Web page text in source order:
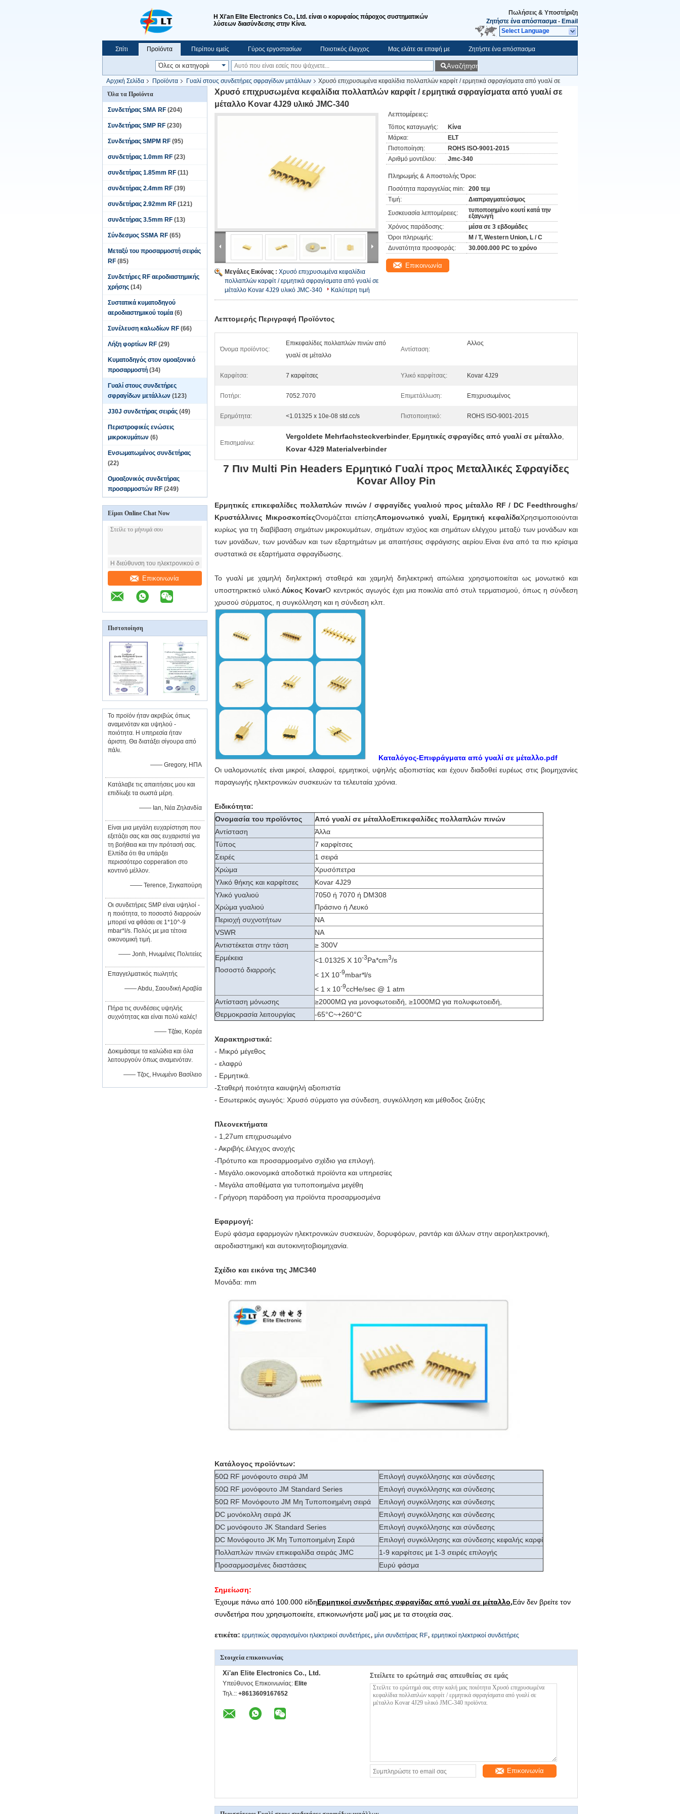
Η Xi'an Elite Electronics Co., Ltd. είναι ο κορυφαίος πάροχος συστηματικών
λύσεων διασύνδεσης στην Κίνα.
Πωλήσεις & Υποστήριξη
Ζητήστε ένα απόσπασμα - Email
Select Language
Σπίτι Προϊόντα Περίπου εμείς Γύρος εργοστασίων Ποιοτικός έλεγχος Μας ελάτε σε επαφή με Ζητήστε ένα απόσπασμα
Εμφάνιση VR Αναζήτηση
Αρχική Σελίδα Προϊόντα Γυαλί στους συνδετήρες σφραγίδων μετάλλων
Χρυσό επιχρυσωμένα κεφαλίδια πολλαπλών καρφίτ / ερμητικά σφραγίσματα από γυαλί σε
μέταλλο Kovar 4J29 υλικό JMC-340
Όλα τα Προϊόντα
Συνδετήρας SMA RF (204)
Συνδετήρας SMP RF (230)
Συνδετήρας SMPM RF (95)
συνδετήρας 1.0mm RF (23)
συνδετήρας 1.85mm RF (11)
συνδετήρας 2.4mm RF (39)
συνδετήρας 2.92mm RF (121)
συνδετήρας 3.5mm RF (13)
Σύνδεσμος SSMA RF (65)
Μεταξύ του προσαρμοστή σειράς
RF (85)
Συνδετήρες RF αεροδιαστημικής
χρήσης (14)
Συστατικά κυματοδηγού
αεροδιαστημικού τομέα (6)
Συνέλευση καλωδίων RF (66)
Λήξη φορτίων RF (29)
Κυματοδηγός στον ομοαξονικό
προσαρμοστή (34)
Γυαλί στους συνδετήρες
σφραγίδων μετάλλων (123)
J30J συνδετήρας σειράς (49)
Περιστροφικές ενώσεις
μικροκυμάτων (6)
Ενσωματωμένος συνδετήρας
(22)
Ομοαξονικός συνδετήρας
προσαρμοστών RF (249)
Είμαι Online Chat Now
Επικοινωνία
Πιστοποίηση
Το προϊόν ήταν ακριβώς όπως
αναμενόταν και υψηλού -
ποιότητα. Η υπηρεσία ήταν
άριστη. Θα διατάξει σίγουρα από
πάλι.
—— Gregory, ΗΠΑ
Κατάλαβε τις απαιτήσεις μου και
επιδίωξε τα σωστά μέρη.
—— Ian, Νέα Ζηλανδία
Είναι μια μεγάλη ευχαρίστηση που
εξετάζει σας και σας ευχαριστεί για
τη βοήθεια και την πρότασή σας.
Ελπίδα ότι θα υπάρξει
περισσότερο copperation στο
κοντινό μέλλον.
—— Terence, Σιγκαπούρη
Οι συνδετήρες SMP είναι υψηλοί -
η ποιότητα, το ποσοστό διαρροών
μπορεί να φθάσει σε 1*10^-9
mbar*l/s. Πολύς με μια τέτοια
οικονομική τιμή.
—— Jonh, Ηνωμένες Πολιτείες
Επαγγελματικός πωλητής
—— Abdu, Σαουδική Αραβία
Πήρα τις συνδέσεις υψηλής
συχνότητας και είναι πολύ καλές!
—— Τζάκι, Κορέα
Δοκιμάσαμε τα καλώδια και όλα
λειτουργούν όπως αναμενόταν.
—— Τζος, Ηνωμένο Βασίλειο
Χρυσό επιχρυσωμένα κεφαλίδια πολλαπλών καρφίτ / ερμητικά σφραγίσματα από γυαλί σε
μέταλλο Kovar 4J29 υλικό JMC-340
Μεγάλες Εικόνας : Χρυσό επιχρυσωμένα κεφαλίδια
πολλαπλών καρφίτ / ερμητικά σφραγίσματα από γυαλί σε
μέταλλο Kovar 4J29 υλικό JMC-340
Καλύτερη τιμή
Λεπτομέρειες:
Τόπος καταγωγής:
Κίνα
Μάρκα:
ELT
Πιστοποίηση:
ROHS ISO-9001-2015
Αριθμό μοντέλου:
Jmc-340
Πληρωμής & Αποστολής Όροι:
Ποσότητα παραγγελίας min: 200 τεμ
Τιμή:
Διαπραγματεύσιμος
Συσκευασία λεπτομέρειες:
τυποποιημένο κουτί κατά την
εξαγωγή
Χρόνος παράδοσης:
μέσα σε 3 εβδομάδες
Όροι πληρωμής:
Μ / Τ, Western Union, L / C
Δυνατότητα προσφοράς:
30.000.000 PC το χρόνο
Επικοινωνία
Λεπτομερής Περιγραφή Προϊόντος
Όνομα προϊόντος:
Επικεφαλίδες πολλαπλών πινών από
γυαλί σε μέταλλο
Αντίσταση:
Αλλος
Καρφίτσα: 7 καρφίτσες Υλικό καρφίτσας: Kovar 4J29
Ποτήρι: 7052.7070 Επιμετάλλωση: Επιχρυσωμένος
Ερημότητα: <1.01325 x 10e-08 std.cc/s Πιστοποιητικό: ROHS ISO-9001-2015
Επισημαίνω:
Vergoldete Mehrfachsteckverbinder, Ερμητικές σφραγίδες από γυαλί σε μέταλλο,
Kovar 4J29 Materialverbinder
7 Πιν Multi Pin Headers Ερμητικό Γυαλί προς Μεταλλικές Σφραγίδες
Kovar Alloy Pin
Ερμητικές επικεφαλίδες πολλαπλών πινών / σφραγίδες γυαλιού προς μέταλλο RF / DC Feedthroughs/
Κρυστάλλινες ΜικροσκοπίεςΟνομάζεται επίσηςΑπομονωτικό γυαλί, Ερμητική κεφαλίδαΧρησιμοποιούνται
κυρίως για τη διαβίβαση σημάτων μικροκυμάτων, σημάτων ισχύος και σημάτων ελέγχου μεταξύ των μονάδων και
των μονάδων, των μονάδων και των εξαρτημάτων με απαιτήσεις σφράγισης αερίου.Είναι ένα από τα πιο κρίσιμα
συστατικά σε εξαρτήματα σφραγίδωσης.
Το γυαλί με χαμηλή διηλεκτρική σταθερά και χαμηλή διηλεκτρική απώλεια χρησιμοποιείται ως μονωτικό και
υποστηρικτικό υλικό. Λύκος KovarΟ κεντρικός αγωγός έχει μια ποικιλία από στυλ τερματισμού, όπως η σύνδεση
χρυσού σύρματος, η συγκόλληση και η σύνδεση κλπ.
Καταλόγος-Επιφράγματα από γυαλί σε μέταλλο.pdf
Οι υαλομονωτές είναι μικροί, ελαφροί, ερμητικοί, υψηλής αξιοπιστίας και έχουν διαδοθεί ευρέως στις βιομηχανίες
παραγωγής ηλεκτρονικών συσκευών τα τελευταία χρόνια.
Ειδικότητα:
Ονομασία του προϊόντος
Από γυαλί σε μέταλλοΕπικεφαλίδες πολλαπλών πινών
Αντίσταση
Άλλα
Τύπος
7 καρφίτσες
Σειρές
1 σειρά
Χρώμα
Χρυσόπετρα
Υλικό θήκης και καρφίτσες
Kovar 4J29
Υλικό γυαλιού
Χρώμα γυαλιού
7050 ή 7070 ή DM308
Πράσινο ή Λευκό
Περιοχή συχνοτήτων
NA
VSWR
NA
Αντιστέκεται στην τάση
≥ 300V
Ερμέκεια
Ποσοστό διαρροής
<1.01325 X 10-3Pa*cm3/s
< 1X 10-9mbar*l/s
< 1 x 10-9ccHe/sec @ 1 atm
Αντίσταση μόνωσης
≥2000MΩ για μονοφωτοειδή, ≥1000MΩ για πολυφωτοειδή,
Θερμοκρασία λειτουργίας
-65°C~+260°C
Χαρακτηριστικά:
- Μικρό μέγεθος
- ελαφρύ
- Ερμητικά.
-Σταθερή ποιότητα καιυψηλή αξιοπιστία
- Εσωτερικός αγωγός: Χρυσό σύρματο για σύνδεση, συγκόλληση και μέθοδος ζεύξης
Πλεονεκτήματα
- 1,27um επιχρυσωμένο
- Ακριβής. έλεγχος ανοχής
-Πρότυπο και προσαρμοσμένο σχέδιο για επιλογή.
- Μεγάλο. οικονομικά αποδοτικά προϊόντα και υπηρεσίες
- Μεγάλα αποθέματα για τυποποιημένα μεγέθη
- Γρήγορη παράδοση για προϊόντα προσαρμοσμένα
Εφαρμογή:
Ευρύ φάσμα εφαρμογών ηλεκτρονικών συσκευών, δορυφόρων, ραντάρ και άλλων στην αεροηλεκτρονική,
αεροδιαστημική και αυτοκινητοβιομηχανία.
Σχέδιο και εικόνα της JMC340
Μονάδα: mm
Κατάλογος προϊόντων:
50Ω RF μονόφουτο σειρά JM
Επιλογή συγκόλλησης και σύνδεσης
50Ω RF μονόφουτο JM Standard Series
Επιλογή συγκόλλησης και σύνδεσης
50Ω RF Μονόφουτο JM Μη Τυποποιημένη σειρά
Επιλογή συγκόλλησης και σύνδεσης
DC μονόκολλη σειρά JK
Επιλογή συγκόλλησης και σύνδεσης
DC μονόφουτο JK Standard Series
Επιλογή συγκόλλησης και σύνδεσης
DC Μονόφουτο JK Μη Τυποποιημένη Σειρά
Επιλογή συγκόλλησης και σύνδεσης κεφαλής καρφί
Πολλαπλών πινών επικεφαλίδα σειράς JMC
1-9 καρφίτσες με 1-3 σειρές επιλογής
Προσαρμοσμένες διαστάσεις
Ευρύ φάσμα
Σημείωση:
Έχουμε πάνω από 100.000 είδηΕρμητικοί συνδετήρες σφραγίδας από γυαλί σε μέταλλο,Εάν δεν βρείτε τον
συνδετήρα που χρησιμοποιείτε, επικοινωνήστε μαζί μας με τα στοιχεία σας.
ετικέτα: ερμητικώς σφραγισμένοι ηλεκτρικοί συνδετήρες, μίνι συνδετήρας RF, ερμητικοί ηλεκτρικοί συνδετήρες
Στοιχεία επικοινωνίας
Xi'an Elite Electronics Co., Ltd.
Υπεύθυνος Επικοινωνίας: Elite
Τηλ.:: +8613609167652
Στείλετε το ερώτημά σας απευθείας σε εμάς
Επικοινωνία